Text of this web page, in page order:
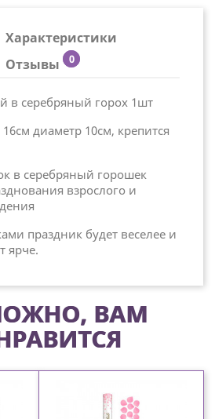
Характеристики
Отзывы
0
в серебряный горох 1шт
диаметр 10см, крепится
в серебряный горошек
взрослого и
праздник будет веселее и
ярче.
ВАМ